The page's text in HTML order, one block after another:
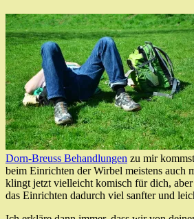
Dorn-Breuss Behandlungen zu mir
beim Einrichten der Wirbel meistens auch
klingt jetzt vielleicht komisch für dich, aber
das Einrichten dadurch viel sanfter und